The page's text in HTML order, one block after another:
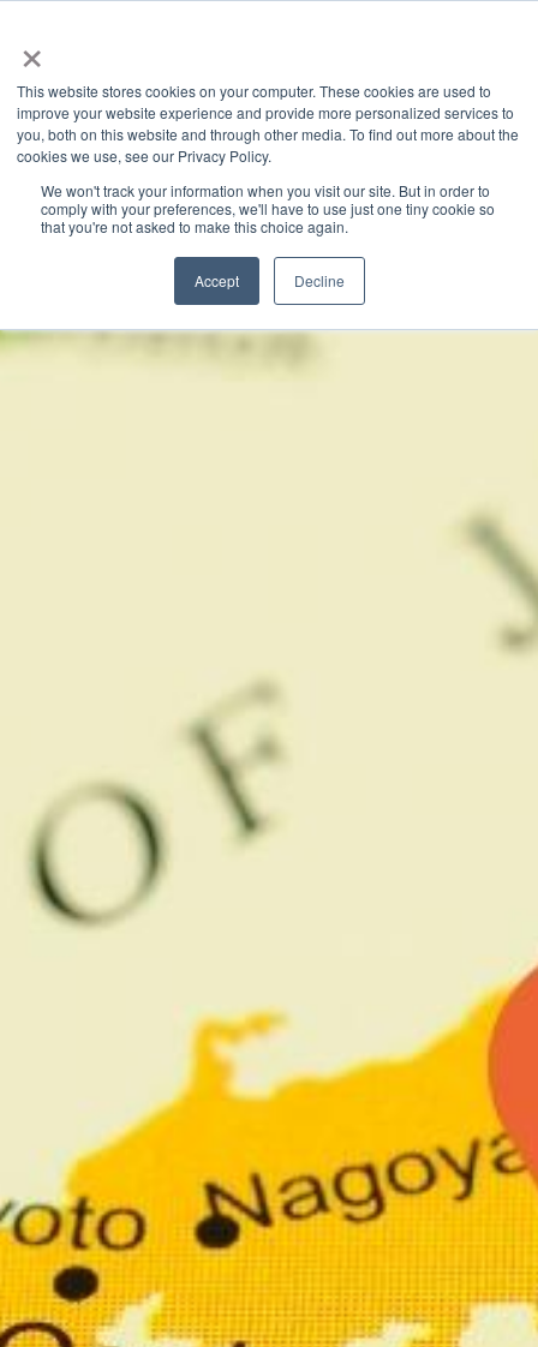
×
This website stores cookies on your computer. These cookies are used to
improve your website experience and provide more personalized services to
you, both on this website and through other media. To find out more about the
cookies we use, see our Privacy Policy.
We won't track your information when you visit our site. But in order to
comply with your preferences, we'll have to use just one tiny cookie so
that you're not asked to make this choice again.
Accept Decline
Latest News